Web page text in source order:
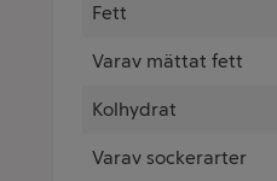
Fett
Varav mättat fett
Kolhydrat
Varav sockerarter